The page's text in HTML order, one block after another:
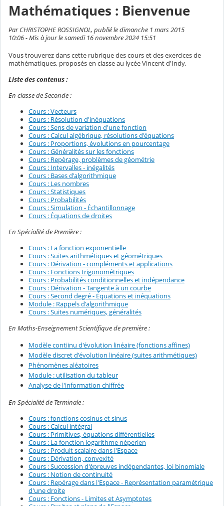
Mathématiques : Bienvenue
Par CHRISTOPHE ROSSIGNOL, publié le dimanche 1 mars 2015
10:06 - Mis à jour le samedi 16 novembre 2024 15:51
Vous trouverez dans cette rubrique des cours et des exercices de
mathématiques, proposés en classe au lycée Vincent d'Indy.
Liste des contenus :
En classe de Seconde :
Cours : Vecteurs
Cours : Résolution d'inéquations
Cours : Sens de variation d'une fonction
Cours : Calcul algébrique, résolutions d'équations
Cours : Proportions, évolutions en pourcentage
Cours : Généralités sur les fonctions
Cours : Repèrage, problèmes de géométrie
Cours : Intervalles - inégalités
Cours : Bases d'algorithmique
Cours : Les nombres
Cours : Statistiques
Cours : Probabilités
Cours : Simulation - Échantillonnage
Cours : Équations de droites
En Spécialité de Première :
Cours : La fonction exponentielle
Cours : Suites arithmétiques et géométriques
Cours : Dérivation - compléments et applications
Cours : Fonctions trigonométriques
Cours : Probabilités conditionnelles et indépendance
Cours : Dérivation - Tangente à un courbe
Cours : Second degré - Équations et inéquations
Module : Rappels d'algorithmique
Cours : Suites numériques, généralités
En Maths-Enseignement Scientifique de première :
Modèle contiinu d'évolution linéaire (fonctions affines)
Modèle discret d'évolution linéaire (suites arithmétiques)
Phénomènes aléatoires
Module : utilisation du tableur
Analyse de l'information chiffrée
En Spécialité de Terminale :
Cours : fonctions cosinus et sinus
Cours : Calcul intégral
Cours : Primitives, équations différentielles
Cours : La fonction logarithme néperien
Cours : Produit scalaire dans l'Espace
Cours : Dérivation, convexité
Cours : Succession d'épreuves indépendantes, loi binomiale
Cours : Notion de continuité
Cours : Repérage dans l'Espace - Représentation paramétrique
d'une droite
Cours : Fonctions - Limites et Asymptotes